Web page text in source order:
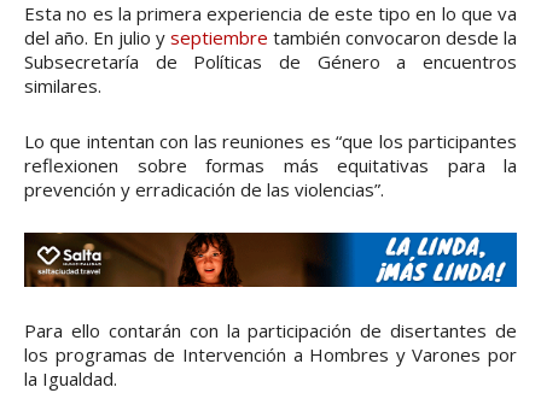
Esta no es la primera experiencia de este tipo en lo que va
del año. En julio y septiembre también convocaron desde la
Subsecretaría de Políticas de Género a encuentros
similares.
Lo que intentan con las reuniones es “que los participantes
reflexionen sobre formas más equitativas para la
prevención y erradicación de las violencias”.
Para ello contarán con la participación de disertantes de
los programas de Intervención a Hombres y Varones por
la Igualdad.